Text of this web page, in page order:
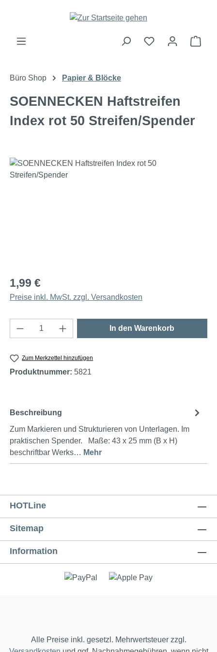
Zum Hauptinhalt springen
Büro Shop Papier & Blöcke
SOENNECKEN Haftstreifen
Index rot 50 Streifen/Spender
Bildergalerie überspringen
1,99 €
Preise inkl. MwSt. zzgl. Versandkosten
Produkt Anzahl: Gib den gewünschten
In den Warenkorb
Zum Merkzettel hinzufügen
Produktnummer: 5821
Beschreibung
Zum Markieren und Strukturieren von Unterlagen. Im
praktischen Spender. Maße: 43 x 25 mm (B x H)
beschriftbar Werks… Mehr
HOTLine
Sitemap
Information
Alle Preise inkl. gesetzl. Mehrwertsteuer zzgl.